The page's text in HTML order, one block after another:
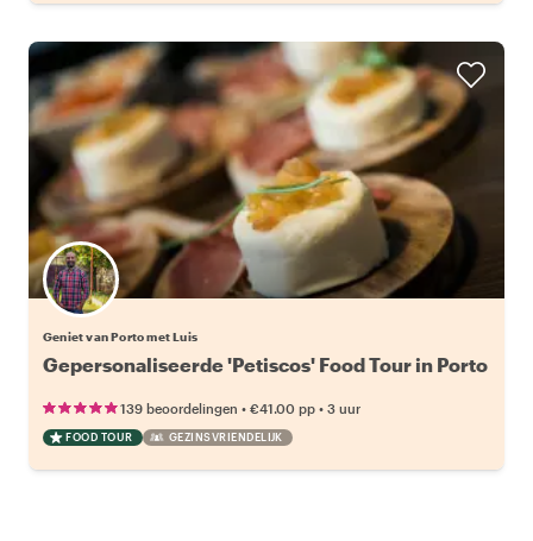
Geniet van Porto met Luis
Gepersonaliseerde 'Petiscos' Food Tour in Porto
139 beoordelingen • €41.00 pp • 3 uur
FOOD TOUR GEZINSVRIENDELIJK